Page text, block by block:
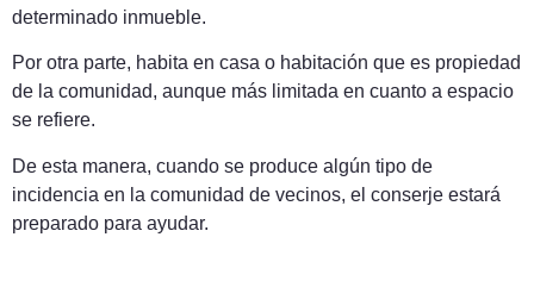
determinado inmueble.
Por otra parte, habita en casa o habitación que es propiedad
de la comunidad, aunque más limitada en cuanto a espacio
se refiere.
De esta manera, cuando se produce algún tipo de
incidencia en la comunidad de vecinos, el conserje estará
preparado para ayudar.